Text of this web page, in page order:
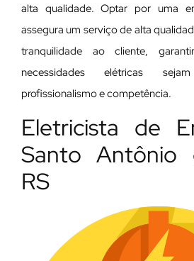
alta qualidade. Optar por uma
assegura um serviço de alta
tranquilidade ao cliente,
necessidades elétricas
profissionalismo e competência.
Eletricista de
Santo Antônio
RS